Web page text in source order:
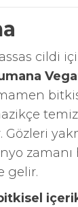
cildi
Gözleri
gelir.